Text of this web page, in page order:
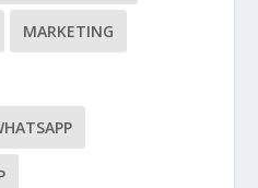
MARKETING